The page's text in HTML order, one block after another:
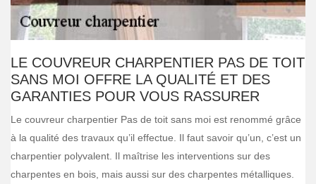
LE COUVREUR CHARPENTIER PAS DE TOIT
SANS MOI OFFRE LA QUALITÉ ET DES
GARANTIES POUR VOUS RASSURER
Le couvreur charpentier Pas de toit sans moi est renommé grâce
à la qualité des travaux qu’il effectue. Il faut savoir qu’un, c’est un
charpentier polyvalent. Il maîtrise les interventions sur des
charpentes en bois, mais aussi sur des charpentes métalliques.